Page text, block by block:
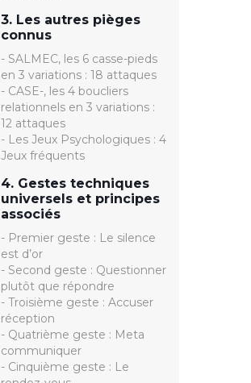
3. Les autres pièges
connus
- SALMEC, les 6 casse-pieds
en 3 variations : 18 attaques
- CASE-, les 4 boucliers
relationnels en 3 variations :
12 attaques
- Les Jeux Psychologiques : 4
Jeux fréquents
4. Gestes techniques
universels et principes
associés
- Premier geste : Le silence
est d’or
- Second geste : Questionner
plutôt que répondre
- Troisième geste : Accuser
réception
- Quatrième geste : Meta
communiquer
- Cinquième geste : Le